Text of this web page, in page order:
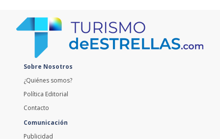
Sobre Nosotros
¿Quiénes somos?
Política Editorial
Contacto
Comunicación
Publicidad